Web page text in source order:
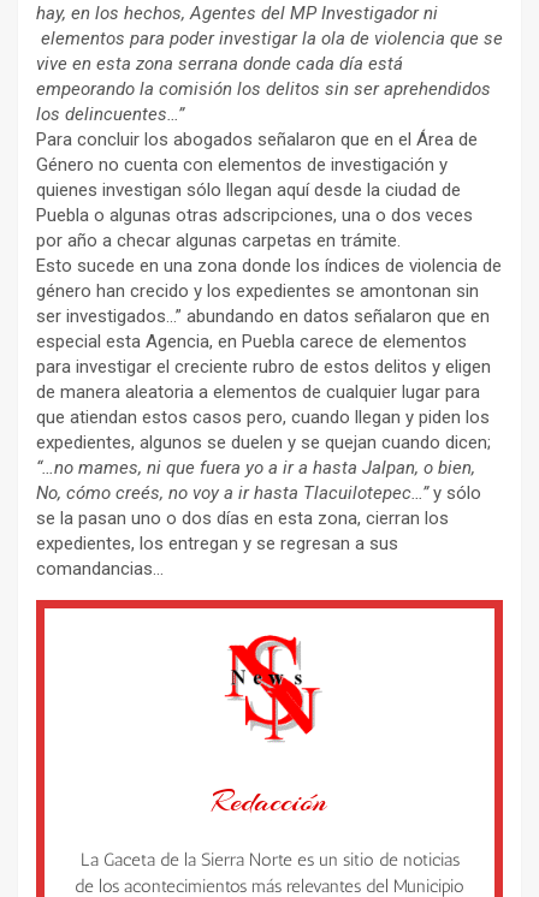
hay, en los hechos, Agentes del MP Investigador ni
elementos para poder investigar la ola de violencia que se
vive en esta zona serrana donde cada día está
empeorando la comisión los delitos sin ser aprehendidos
los delincuentes…”
Para concluir los abogados señalaron que en el Área de
Género no cuenta con elementos de investigación y
quienes investigan sólo llegan aquí desde la ciudad de
Puebla o algunas otras adscripciones, una o dos veces
por año a checar algunas carpetas en trámite.
Esto sucede en una zona donde los índices de violencia de
género han crecido y los expedientes se amontonan sin
ser investigados…” abundando en datos señalaron que en
especial esta Agencia, en Puebla carece de elementos
para investigar el creciente rubro de estos delitos y eligen
de manera aleatoria a elementos de cualquier lugar para
que atiendan estos casos pero, cuando llegan y piden los
expedientes, algunos se duelen y se quejan cuando dicen;
“…no mames, ni que fuera yo a ir a hasta Jalpan, o bien,
No, cómo creés, no voy a ir hasta Tlacuilotepec…”y sólo
se la pasan uno o dos días en esta zona, cierran los
expedientes, los entregan y se regresan a sus
comandancias…
Redacción
La Gaceta de la Sierra Norte es un sitio de noticias
de los acontecimientos más relevantes del Municipio